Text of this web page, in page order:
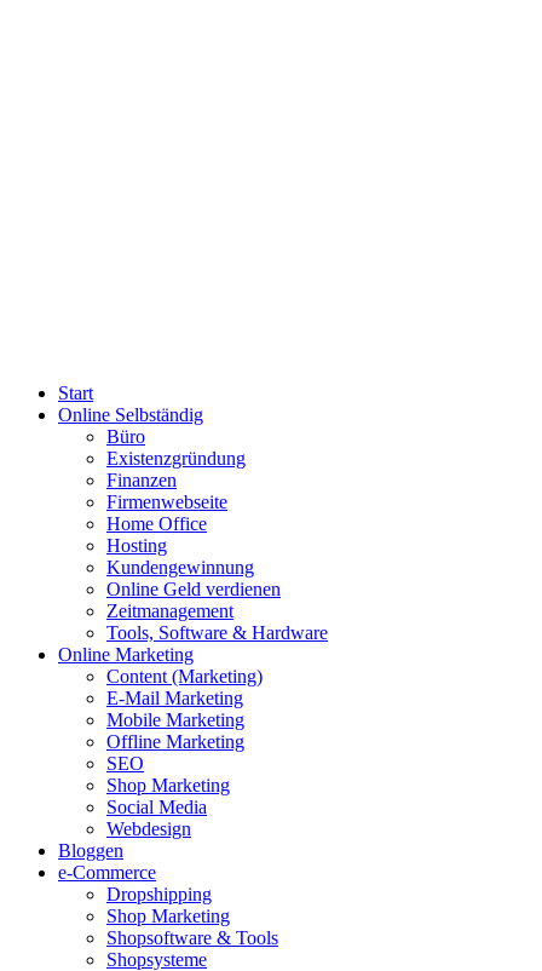
Start
Online Selbständig
Büro
Existenzgründung
Finanzen
Firmenwebseite
Home Office
Hosting
Kundengewinnung
Online Geld verdienen
Zeitmanagement
Tools, Software & Hardware
Online Marketing
Content (Marketing)
E-Mail Marketing
Mobile Marketing
Offline Marketing
SEO
Shop Marketing
Social Media
Webdesign
Bloggen
e-Commerce
Dropshipping
Shop Marketing
Shopsoftware & Tools
Shopsysteme